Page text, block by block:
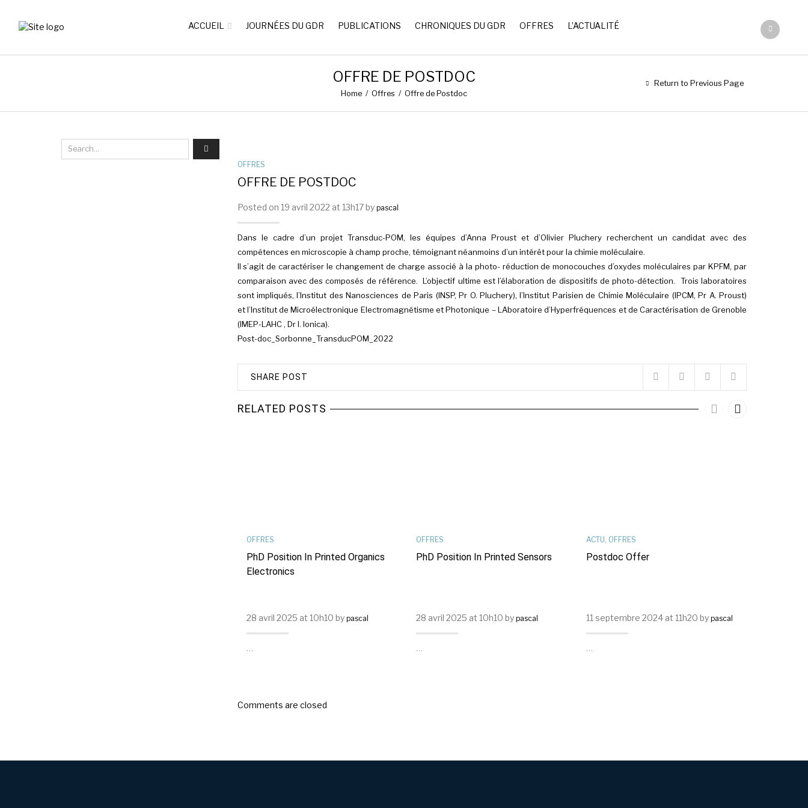
ACCUEIL JOURNÉES DU GDR PUBLICATIONS CHRONIQUES DU GDR OFFRES L’ACTUALITÉ
OFFRE DE POSTDOC
Home / Offres / Offre de Postdoc
Return to Previous Page
OFFRES
OFFRE DE POSTDOC
Posted on 19 avril 2022 at 13h17 by pascal
Dans le cadre d’un projet Transduc-POM, les équipes d’Anna Proust et d’Olivier Pluchery recherchent un candidat avec des
compétences en microscopie à champ proche, témoignant néanmoins d’un intérêt pour la chimie moléculaire.
Il s’agit de caractériser le changement de charge associé à la photo- réduction de monocouches d’oxydes moléculaires par KPFM, par
comparaison avec des composés de référence. L’objectif ultime est l’élaboration de dispositifs de photo-détection. Trois laboratoires
sont impliqués, l’Institut des Nanosciences de Paris (INSP, Pr O. Pluchery), l’Institut Parisien de Chimie Moléculaire (IPCM, Pr A. Proust)
et l’Institut de Microélectronique Electromagnétisme et Photonique – LAboratoire d’Hyperfréquences et de Caractérisation de Grenoble
(IMEP-LAHC , Dr I. Ionica).
Post-doc_Sorbonne_TransducPOM_2022
SHARE POST
RELATED POSTS
OFFRES
PhD Position In Printed Organics
Electronics
28 avril 2025 at 10h10 by pascal
OFFRES
PhD Position In Printed Sensors
28 avril 2025 at 10h10 by pascal
ACTU OFFRES
Postdoc Offer
11 septembre 2024 at 11h20 by pascal
Comments are closed